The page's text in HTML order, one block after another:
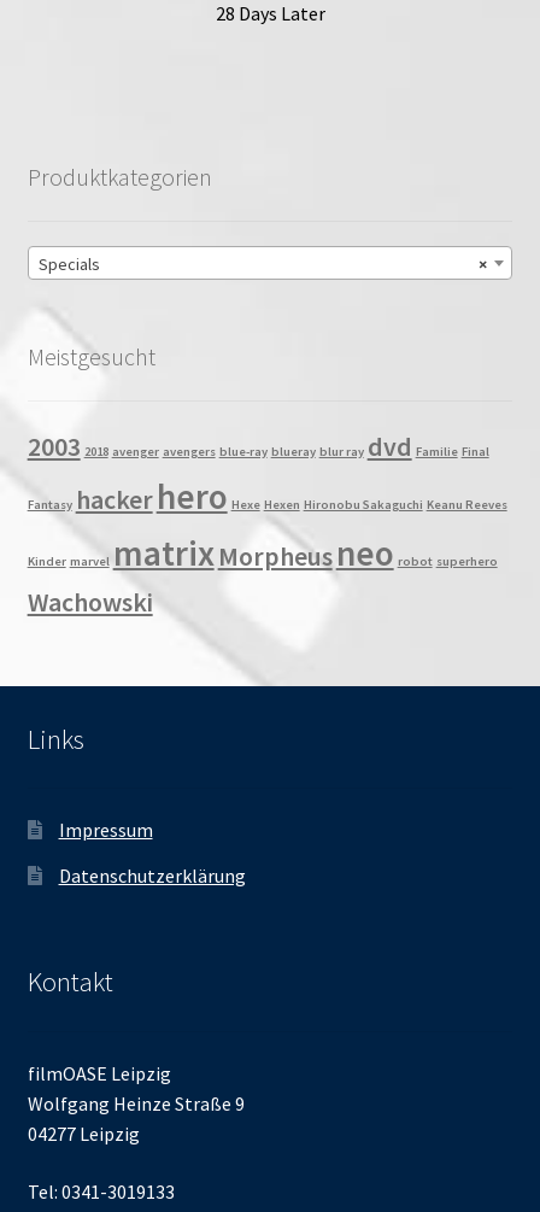
28 Days Later
Produktkategorien
×
Specials
Meistgesucht
2003 2018 avenger avengers blue-ray blueray blur ray dvd Familie Final
Fantasy hackerhero Hexe Hexen Hironobu Sakaguchi Keanu Reeves
Kinder marvel matrixMorpheusneo robot superhero
Wachowski
Links
Impressum
Datenschutzerklärung
Kontakt
filmOASE Leipzig
Wolfgang Heinze Straße 9
04277 Leipzig
Tel: 0341-3019133